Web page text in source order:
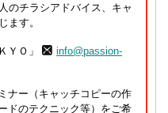
のチラシアドバイス、キャ
ます。
ＹＯ」
info@passion-
ナー（キャッチコピーの作
ドのテクニック等）をご希